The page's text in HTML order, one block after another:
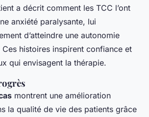
a décrit comment les TCC l’ont
anxiété paralysante, lui
d’atteindre une autonomie
histoires inspirent confiance et
qui envisagent la thérapie.
montrent une amélioration
la qualité de vie des patients grâce